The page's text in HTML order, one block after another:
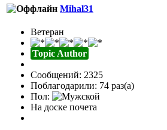
Mihal31
Ветеран
Topic Author
Сообщений: 2325
Поблагодарили: 74 раз(а)
Пол:
На доске почета